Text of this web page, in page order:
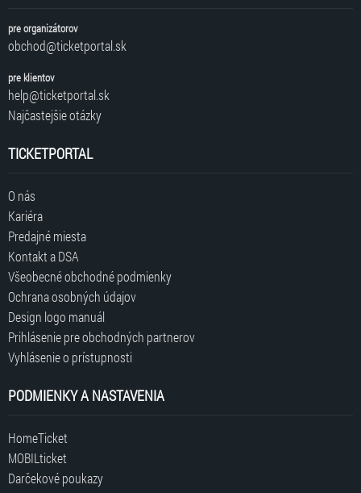
pre organizátorov
obchod@ticketportal.sk
pre klientov
help@ticketportal.sk
Najčastejšie otázky
TICKETPORTAL
O nás
Kariéra
Predajné miesta
Kontakt a DSA
Všeobecné obchodné podmienky
Ochrana osobných údajov
Design logo manuál
Prihlásenie pre obchodných partnerov
Vyhlásenie o prístupnosti
PODMIENKY A NASTAVENIA
HomeTicket
MOBILticket
Darčekové poukazy